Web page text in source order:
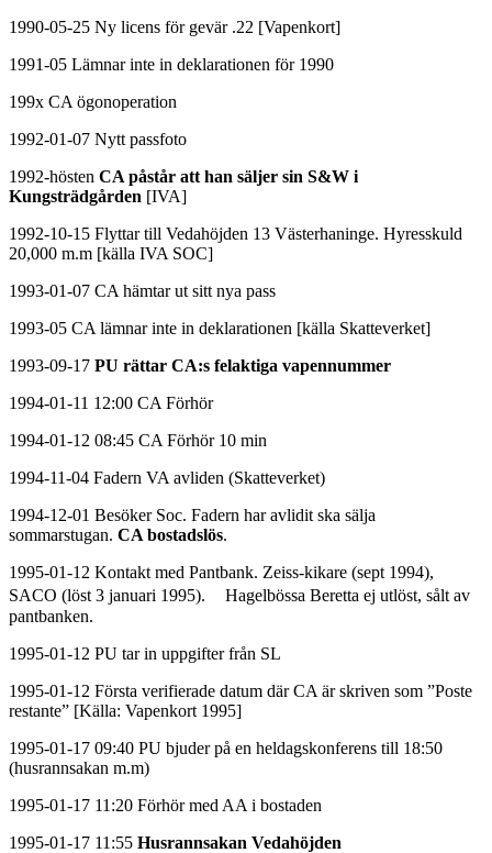
1990-05-25 Ny licens för gevär .22 [Vapenkort]
1991-05 Lämnar inte in deklarationen för 1990
199x CA ögonoperation
1992-01-07 Nytt passfoto
1992-hösten CA påstår att han säljer sin S&W i
Kungsträdgården [IVA]
1992-10-15 Flyttar till Vedahöjden 13 Västerhaninge. Hyresskuld
20,000 m.m [källa IVA SOC]
1993-01-07 CA hämtar ut sitt nya pass
1993-05 CA lämnar inte in deklarationen [källa Skatteverket]
1993-09-17 PU rättar CA:s felaktiga vapennummer
1994-01-11 12:00 CA Förhör
1994-01-12 08:45 CA Förhör 10 min
1994-11-04 Fadern VA avliden (Skatteverket)
1994-12-01 Besöker Soc. Fadern har avlidit ska sälja
sommarstugan. CA bostadslös.
1995-01-12 Kontakt med Pantbank. Zeiss-kikare (sept 1994),
SACO (löst 3 januari 1995). Hagelbössa Beretta ej utlöst, sålt av
pantbanken.
1995-01-12 PU tar in uppgifter från SL
1995-01-12 Första verifierade datum där CA är skriven som ”Poste
restante” [Källa: Vapenkort 1995]
1995-01-17 09:40 PU bjuder på en heldagskonferens till 18:50
(husrannsakan m.m)
1995-01-17 11:20 Förhör med AA i bostaden
1995-01-17 11:55 Husrannsakan Vedahöjden